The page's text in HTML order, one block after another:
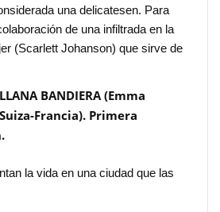
una delicatesen. Para
de una infiltrada en la
(Scarlett Johanson) que sirve de
BANDIERA (Emma
Francia). Primera
la vida en una ciudad que las